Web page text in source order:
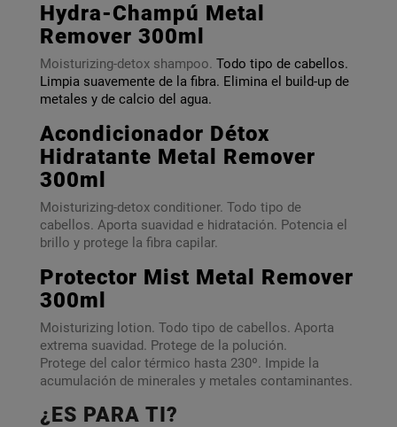
Hydra-Champú Metal
Remover 300ml
Moisturizing-detox shampoo. Todo tipo de cabellos.
Limpia suavemente de la fibra. Elimina el build-up de
metales y de calcio del agua.
Acondicionador Détox
Hidratante Metal Remover
300ml
Moisturizing-detox conditioner. Todo tipo de
cabellos. Aporta suavidad e hidratación. Potencia el
brillo y protege la fibra capilar.
Protector Mist Metal Remover
300ml
Moisturizing lotion. Todo tipo de cabellos. Aporta
extrema suavidad. Protege de la polución.
Protege del calor térmico hasta 230º. Impide la
acumulación de minerales y metales contaminantes.
¿ES PARA TI?